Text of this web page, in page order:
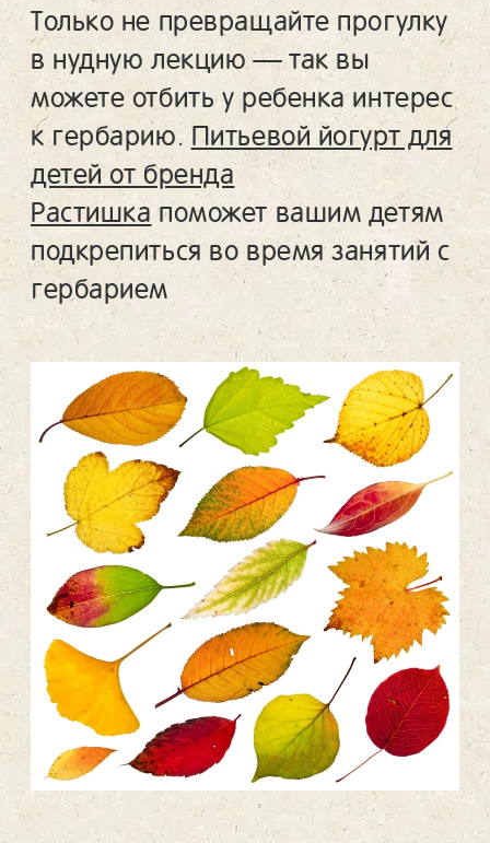
Только не превращайте прогулку
в нудную лекцию — так вы
можете отбить у ребенка интерес
к гербарию.Питьевой йогурт для
детей от бренда
Растишка поможет вашим детям
подкрепиться во время занятий с
гербарием